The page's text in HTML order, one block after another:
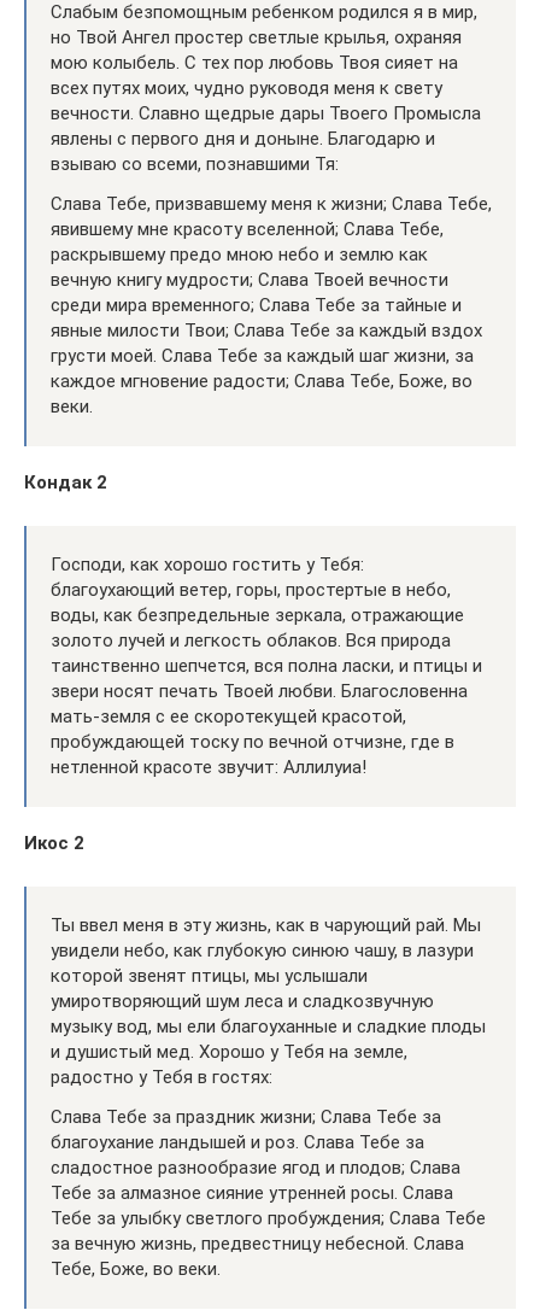
Слабым безпомощным ребенком родился я в мир,
но Твой Ангел простер светлые крылья, охраняя
мою колыбель. С тех пор любовь Твоя сияет на
всех путях моих, чудно руководя меня к свету
вечности. Славно щедрые дары Твоего Промысла
явлены с первого дня и доныне. Благодарю и
взываю со всеми, познавшими Тя:
Слава Тебе, призвавшему меня к жизни; Слава Тебе,
явившему мне красоту вселенной; Слава Тебе,
раскрывшему предо мною небо и землю как
вечную книгу мудрости; Слава Твоей вечности
среди мира временного; Слава Тебе за тайные и
явные милости Твои; Слава Тебе за каждый вздох
грусти моей. Слава Тебе за каждый шаг жизни, за
каждое мгновение радости; Слава Тебе, Боже, во
веки.
Кондак 2
Господи, как хорошо гостить у Тебя:
благоухающий ветер, горы, простертые в небо,
воды, как безпредельные зеркала, отражающие
золото лучей и легкость облаков. Вся природа
таинственно шепчется, вся полна ласки, и птицы и
звери носят печать Твоей любви. Благословенна
мать-земля с ее скоротекущей красотой,
пробуждающей тоску по вечной отчизне, где в
нетленной красоте звучит: Аллилуиа!
Икос 2
Ты ввел меня в эту жизнь, как в чарующий рай. Мы
увидели небо, как глубокую синюю чашу, в лазури
которой звенят птицы, мы услышали
умиротворяющий шум леса и сладкозвучную
музыку вод, мы ели благоуханные и сладкие плоды
и душистый мед. Хорошо у Тебя на земле,
радостно у Тебя в гостях:
Слава Тебе за праздник жизни; Слава Тебе за
благоухание ландышей и роз. Слава Тебе за
сладостное разнообразие ягод и плодов; Слава
Тебе за алмазное сияние утренней росы. Слава
Тебе за улыбку светлого пробуждения; Слава Тебе
за вечную жизнь, предвестницу небесной. Слава
Тебе, Боже, во веки.